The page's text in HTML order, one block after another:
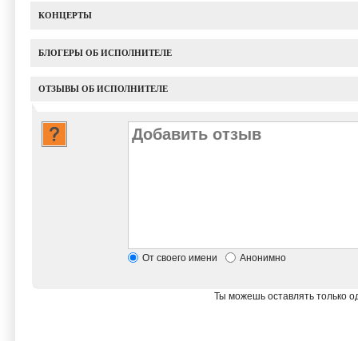
КОНЦЕРТЫ
БЛОГЕРЫ ОБ ИСПОЛНИТЕЛЕ
ОТЗЫВЫ ОБ ИСПОЛНИТЕЛЕ
От своего имени Анонимно
Ты можешь оставлять только